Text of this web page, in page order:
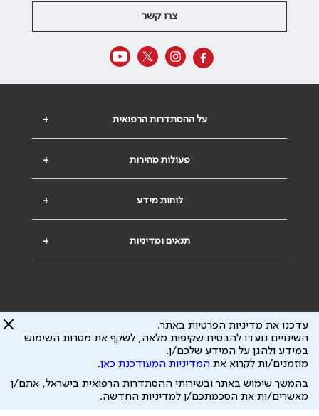
צרו קשר
+ על ההסתדרות הרפואית
+ פעולות מהירות
+ לוחות מידע
+ תנאים ומדיניות
הבהרה משפטית: כל נושא המופיע באתר זה נועד להשכלה בלבד ואין לראות בו
ייעוץ רפואי או משפטי. אין הר"י אחראית לתוכן המתפרסם באתר זה ולכל נזק
ידוע לי שהר"י אוספת ושומרת מידע אישי לצורך מתן השרות וכי חלק ממנו עשוי
להיות מועבר לצדדים שלישיים, הכל בכפוף ל
עדכנו את מדיניות הפרטיות באתר.
השינויים נועדו להבטיח שקיפות מלאה, לשקף את מטרות השימוש
במידע ולהגן על המידע שלכם/ן.
מוזמנים/ות לקרוא את המדיניות המעודכנת כאן.
בהמשך שימוש באתר ובשירותי ההסתדרות הרפואית בישראל, אתם/ן
מאשרים/ות את הסכמתכם/ן למדיניות החדשה.